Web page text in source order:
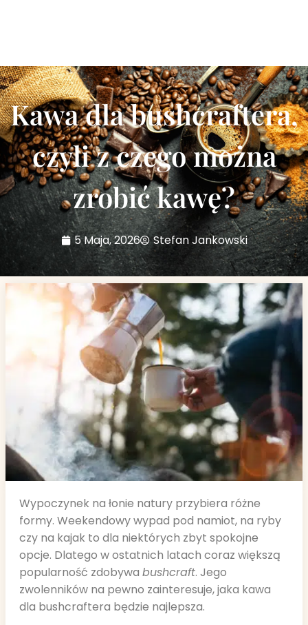
Kawa dla bushcraftera,
czyli z czego można
zrobić kawę?
5 Maja, 2026 Stefan Jankowski
Wypoczynek na łonie natury przybiera różne
formy. Weekendowy wypad pod namiot, na ryby
czy na kajak to dla niektórych zbyt spokojne
opcje. Dlatego w ostatnich latach coraz większą
popularność zdobywa bushcraft. Jego
zwolenników na pewno zainteresuje, jaka kawa
dla bushcraftera będzie najlepsza.